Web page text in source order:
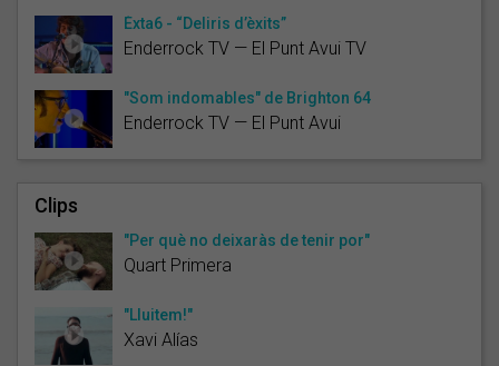
Èxta6 - “Deliris d’èxits”
Enderrock TV — El Punt Avui TV
"Som indomables" de Brighton 64
Enderrock TV — El Punt Avui
Clips
"Per què no deixaràs de tenir por"
Quart Primera
"Lluitem!"
Xavi Alías